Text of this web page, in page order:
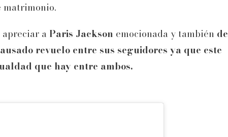
apreciar a Paris Jackson emocionada y también de
revuelo entre sus seguidores ya que este
que hay entre ambos.